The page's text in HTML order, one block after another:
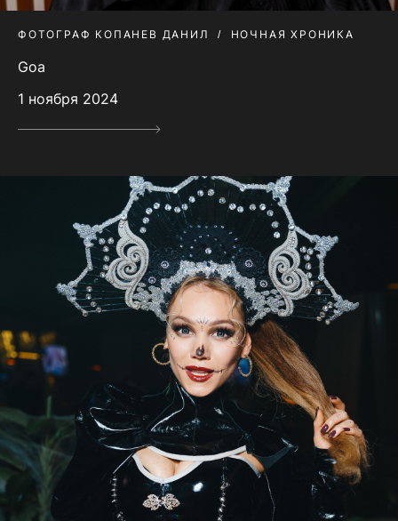
ФОТОГРАФ КОПАНЕВ ДАНИЛ НОЧНАЯ ХРОНИКА
Goa
1 ноября 2024